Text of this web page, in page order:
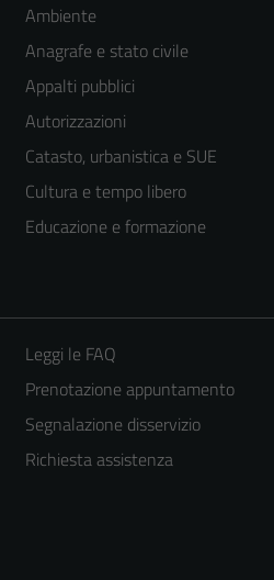
Ambiente
Anagrafe e stato civile
Appalti pubblici
Autorizzazioni
Catasto, urbanistica e SUE
Cultura e tempo libero
Educazione e formazione
Leggi le FAQ
Prenotazione appuntamento
Segnalazione disservizio
Richiesta assistenza